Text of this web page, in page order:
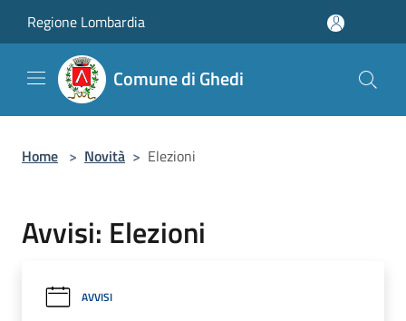
Regione Lombardia
Comune di Ghedi
Home > Novità > Elezioni
Avvisi: Elezioni
AVVISI